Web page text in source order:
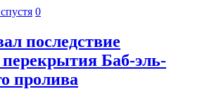
0
последствие
Баб-эль-
пролива